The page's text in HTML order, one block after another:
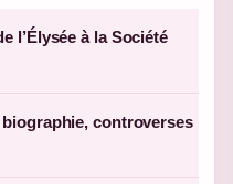
l’Élysée à la Société
controverses